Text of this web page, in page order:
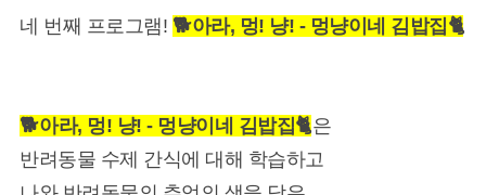
네 번째 프로그램! 🐕 아라, 멍! 냥! - 멍냥이네 김밥집🐈
🐕 아라, 멍! 냥! - 멍냥이네 김밥집🐈은
반려동물 수제 간식에 대해 학습하고